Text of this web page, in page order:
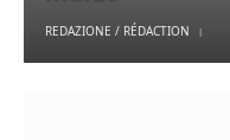
REDAZIONE / RÉDACTION